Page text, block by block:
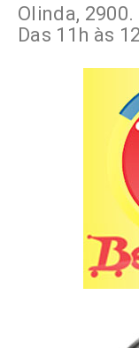
Olinda,
Das 11h às